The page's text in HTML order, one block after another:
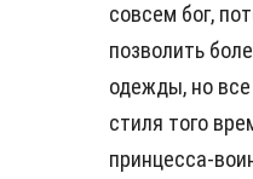
совсем бог,
позволить
одежды, но все
стиля того
принцесса-